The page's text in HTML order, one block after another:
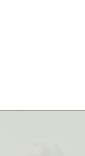
OGGI, VISTE
DI OGGI,
DI
POVERTÀ
TANTE